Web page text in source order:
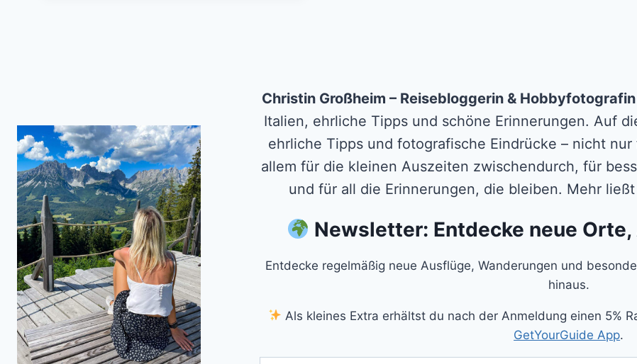
LIEBE
Christin Großheim – Reisebloggerin & Hobbyfotografin
Italien, ehrliche Tipps und schöne Erinnerungen. Auf
ehrliche Tipps und fotografische Eindrücke – nicht
allem für die kleinen Auszeiten zwischendurch, für
und für all die Erinnerungen, die bleiben. Mehr
Newsletter: Entdecke neue
Entdecke regelmäßig neue Ausflüge, Wanderungen und
hinaus.
Als kleines Extra erhältst du nach der Anmeldung einen 5%
GetYourGuide App.
Gib deine E-Mail-Adresse ein ...